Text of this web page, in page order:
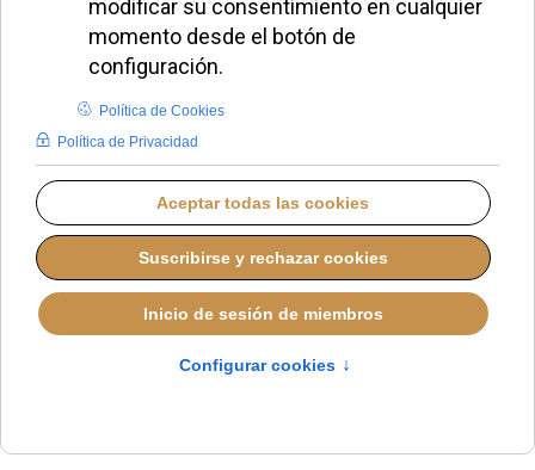
LUNES, 17 NOVIEMBRE 2025 16:05
Pastores arcoíris:
¿bandera de acogida